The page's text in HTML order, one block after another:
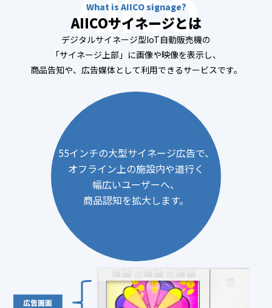
What is AIICO signage?
AIICOサイネージとは
デジタルサイネージ型IoT自動販売機の
「サイネージ上部」に画像や映像を表示し、
商品告知や、広告媒体として利用できるサービスです。
55インチの大型サイネージ広告で、
オフライン上の施設内や道行く
幅広いユーザーへ、
商品認知を拡大します。